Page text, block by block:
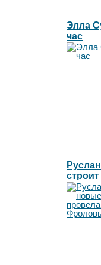
Элла
час
даже